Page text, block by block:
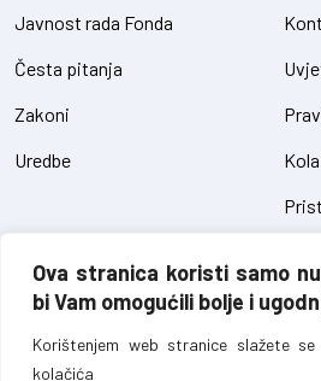
Ova stranica koristi samo
bi Vam omogućili bolje i
Korištenjem web stranice slažete
kolačića
Javnost rada Fonda
Česta pitanja
Zakoni
Uredbe
Fond za zaštitu okoliša FBiH – sva prava